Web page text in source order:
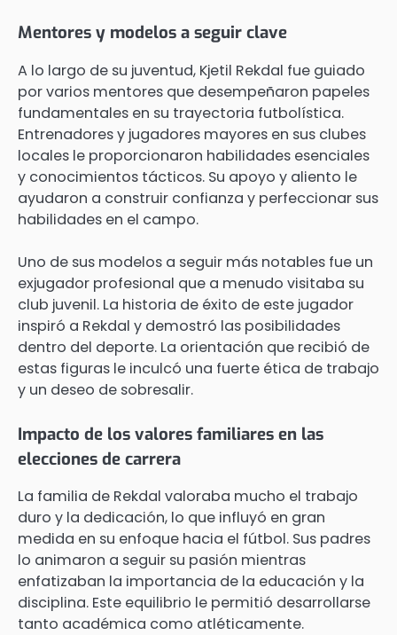
Mentores y modelos a seguir clave
A lo largo de su juventud, Kjetil Rekdal fue guiado
por varios mentores que desempeñaron papeles
fundamentales en su trayectoria futbolística.
Entrenadores y jugadores mayores en sus clubes
locales le proporcionaron habilidades esenciales
y conocimientos tácticos. Su apoyo y aliento le
ayudaron a construir confianza y perfeccionar sus
habilidades en el campo.
Uno de sus modelos a seguir más notables fue un
exjugador profesional que a menudo visitaba su
club juvenil. La historia de éxito de este jugador
inspiró a Rekdal y demostró las posibilidades
dentro del deporte. La orientación que recibió de
estas figuras le inculcó una fuerte ética de trabajo
y un deseo de sobresalir.
Impacto de los valores familiares en las
elecciones de carrera
La familia de Rekdal valoraba mucho el trabajo
duro y la dedicación, lo que influyó en gran
medida en su enfoque hacia el fútbol. Sus padres
lo animaron a seguir su pasión mientras
enfatizaban la importancia de la educación y la
disciplina. Este equilibrio le permitió desarrollarse
tanto académica como atléticamente.